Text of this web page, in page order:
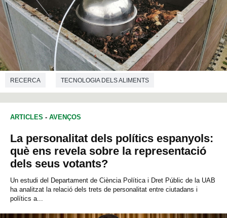
RECERCA TECNOLOGIA DELS ALIMENTS
ENGINYERIA QUÍMICA
ARTICLES - AVENÇOS
La personalitat dels polítics espanyols:
què ens revela sobre la representació
dels seus votants?
Un estudi del Departament de Ciència Política i Dret Públic de la UAB
ha analitzat la relació dels trets de personalitat entre ciutadans i
polítics a...